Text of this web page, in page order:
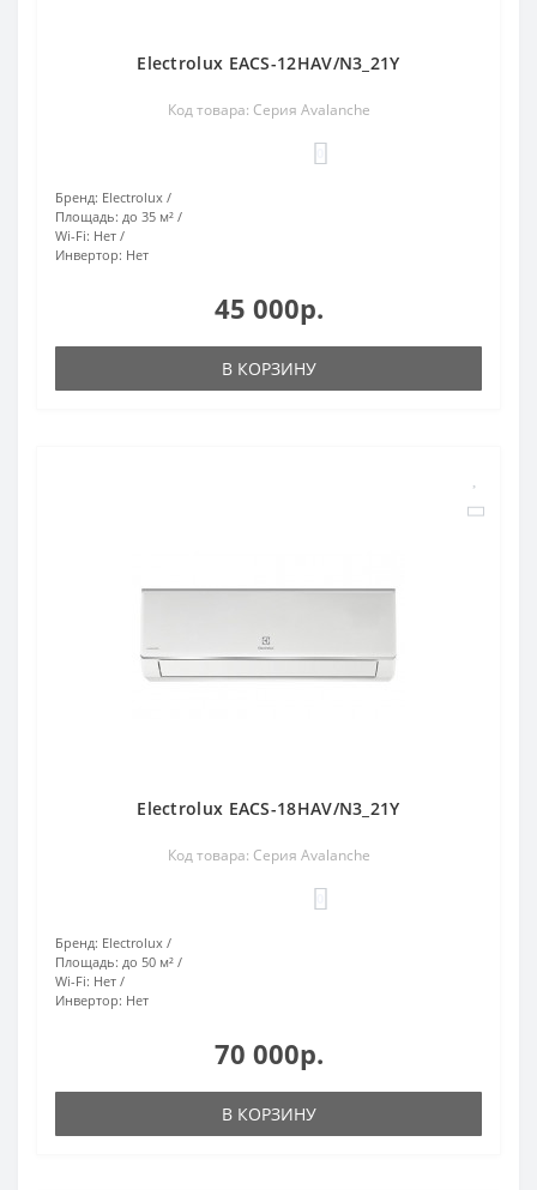
Electrolux EACS-12HAV/N3_21Y
Код товара: Серия Avalanche
Бренд: Electrolux
Площадь: до 35 м²
Wi-Fi: Нет
Инвертор: Нет
45 000р.
В КОРЗИНУ
Electrolux EACS-18HAV/N3_21Y
Код товара: Серия Avalanche
Бренд: Electrolux
Площадь: до 50 м²
Wi-Fi: Нет
Инвертор: Нет
70 000р.
В КОРЗИНУ